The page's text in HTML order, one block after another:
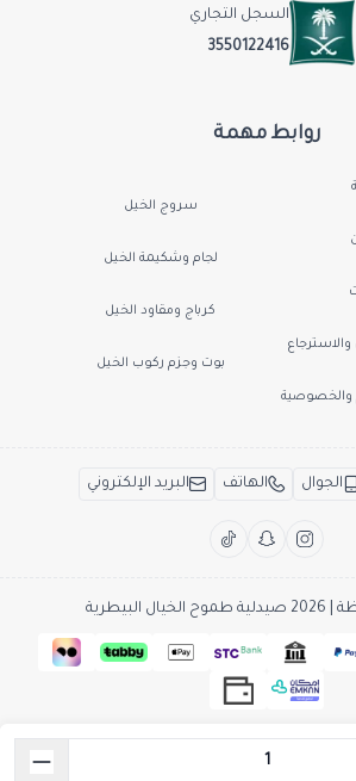
روابط مهمة
والخصوصية
سروج الخيل
لجام وشكيمة الخيل
كرباج ومقاود الخيل
بوت وجزم ركوب الخيل
السجل التجاري
3550122416
الجوال الهاتف البريد الإلكتروني
صيدلية طموح الخيال البيطرية